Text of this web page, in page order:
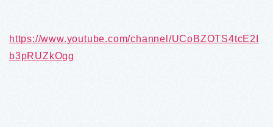
https://www.youtube.com/channel/UCoBZOTS4tcE2I
b3pRUZkOgg